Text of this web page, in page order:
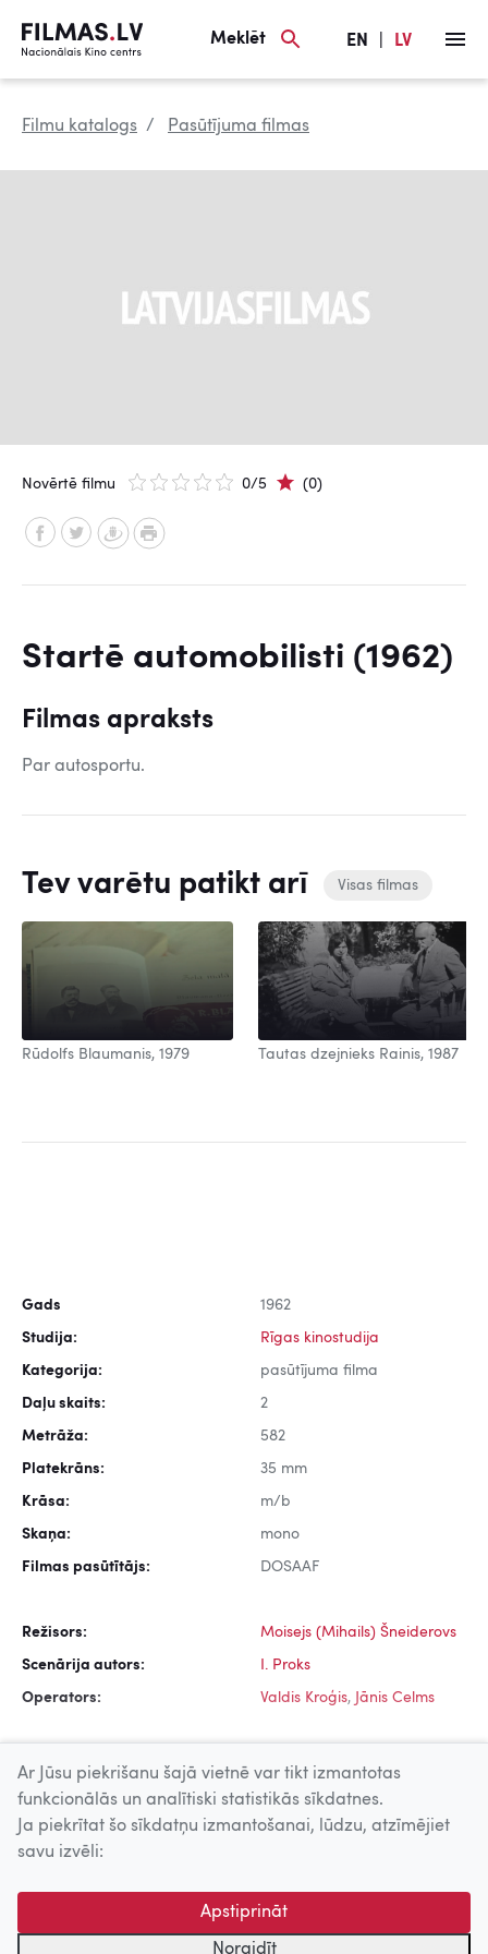
Meklēt EN LV
Filmu katalogs Pasūtījuma filmas
Novērtē filmu 0/5 (0)
Startē automobilisti (1962)
Filmas apraksts
Par autosportu.
Tev varētu patikt arī Visas filmas
Rūdolfs Blaumanis, 1979 Tautas dzejnieks Rainis, 1987
Gads 1962
Studija: Rīgas kinostudija
Kategorija: pasūtījuma filma
Daļu skaits: 2
Metrāža: 582
Platekrāns: 35 mm
Krāsa: m/b
Skaņa: mono
Filmas pasūtītājs: DOSAAF
Režisors: Moisejs (Mihails) Šneiderovs
Scenārija autors: I. Proks
Operators: Valdis Kroģis, Jānis Celms
Uz augšu
© 2026 Nacionālais Kino centrs, Kultūras informācijas sistēmu
centrs. Sadarbības partneris: Latvijas Valsts
kinofotofonodokumentu arhīvs.
Ar Jūsu piekrišanu šajā vietnē var tikt izmantotas
funkcionālās un analītiski statistikās sīkdatnes.
Ja piekrītat šo sīkdatņu izmantošanai, lūdzu, atzīmējiet
savu izvēli:
Apstiprināt
Noraidīt